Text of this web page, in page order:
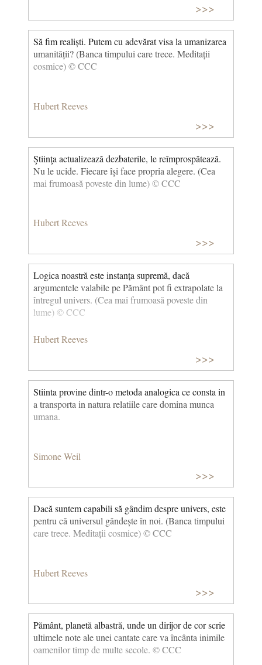
încetează, se va reveni la starea de echilibru. Și vor fi
moarte… (Praf de stele) © CCC
>>>
Să fim realiști. Putem cu adevărat visa la umanizarea
umanității? (Banca timpului care trece. Meditații
cosmice) © CCC
Hubert Reeves
>>>
Ştiinţa actualizează dezbaterile, le reîmprospătează.
Nu le ucide. Fiecare îşi face propria alegere. (Cea
mai frumoasă poveste din lume) © CCC
Hubert Reeves
>>>
Logica noastră este instanța supremă, dacă
argumentele valabile pe Pământ pot fi extrapolate la
întregul univers. (Cea mai frumoasă poveste din
lume) © CCC
Hubert Reeves
>>>
Stiinta provine dintr-o metoda analogica ce consta in
a transporta in natura relatiile care domina munca
umana.
Simone Weil
>>>
Dacă suntem capabili să gândim despre univers, este
pentru că universul gândește în noi. (Banca timpului
care trece. Meditații cosmice) © CCC
Hubert Reeves
>>>
Pământ, planetă albastră, unde un dirijor de cor scrie
ultimele note ale unei cantate care va încânta inimile
oamenilor timp de multe secole. © CCC